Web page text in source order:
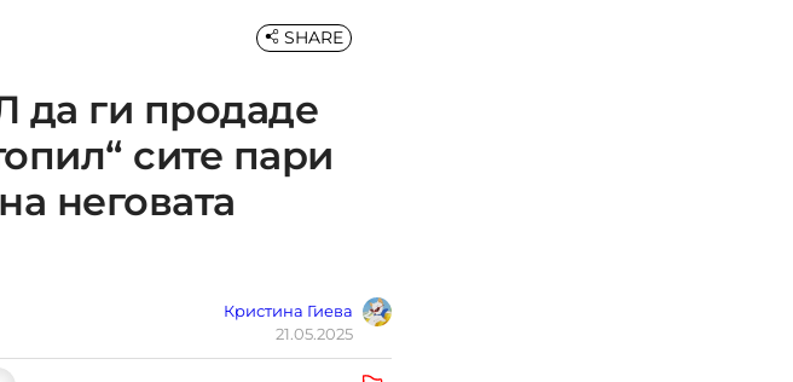
ги продаде
сите пари
неговата
Кристина Гиева
21.05.2025
SHARE